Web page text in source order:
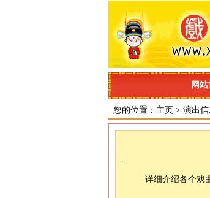
网
您的位置： 主页 > 演出信
详细介绍各个戏